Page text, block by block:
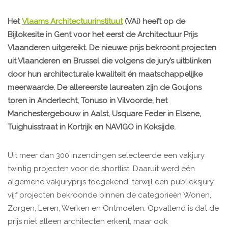
HetVlaams Architectuurinstituut(VAi) heeft op de
Bijlokesite in Gent voor het eerst de Architectuur Prijs
Vlaanderen uitgereikt. De nieuwe prijs bekroont projecten
uit Vlaanderen en Brussel die volgens de jury’s uitblinken
door hun architecturale kwaliteit én maatschappelijke
meerwaarde. De allereerste laureaten zijn de Goujons
toren in Anderlecht, Tonuso in Vilvoorde, het
Manchestergebouw in Aalst, Usquare Feder in Elsene,
Tuighuisstraat in Kortrijk en NAVIGO in Koksijde.
Uit meer dan 300 inzendingen selecteerde een vakjury
twintig projecten voor de shortlist. Daaruit werd één
algemene vakjuryprijs toegekend, terwijl een publieksjury
vijf projecten bekroonde binnen de categorieën Wonen,
Zorgen, Leren, Werken en Ontmoeten. Opvallend is dat de
prijs niet alleen architecten erkent, maar ook